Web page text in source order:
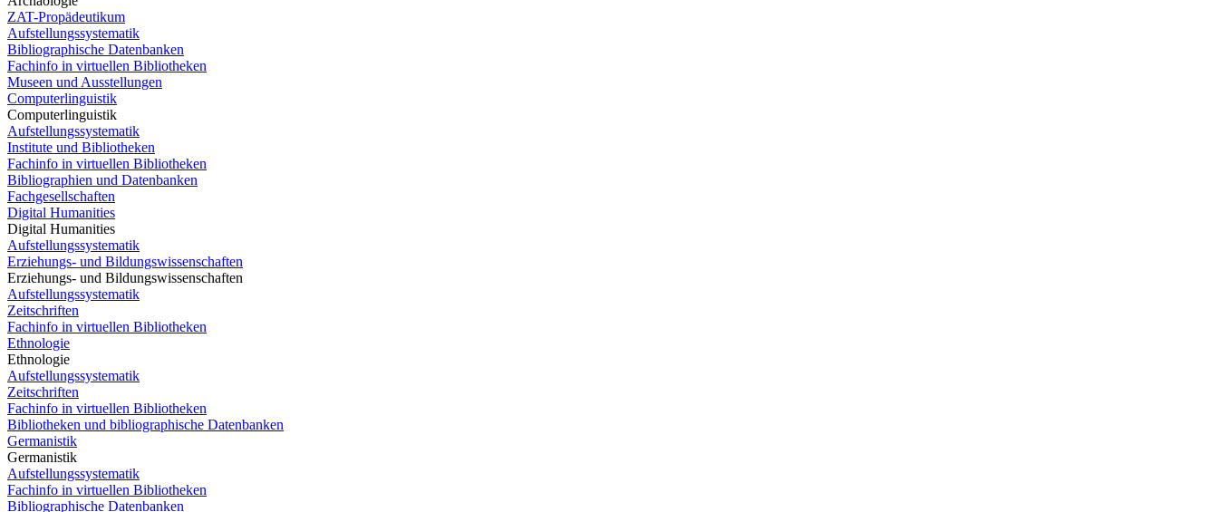
ZAT-Propädeutikum
Aufstellungssystematik
Bibliographische Datenbanken
Fachinfo in virtuellen Bibliotheken
Museen und Ausstellungen
Computerlinguistik
Computerlinguistik
Aufstellungssystematik
Institute und Bibliotheken
Fachinfo in virtuellen Bibliotheken
Bibliographien und Datenbanken
Fachgesellschaften
Digital Humanities
Digital Humanities
Aufstellungssystematik
Erziehungs- und Bildungswissenschaften
Erziehungs- und Bildungswissenschaften
Aufstellungssystematik
Zeitschriften
Fachinfo in virtuellen Bibliotheken
Ethnologie
Ethnologie
Aufstellungssystematik
Zeitschriften
Fachinfo in virtuellen Bibliotheken
Bibliotheken und bibliographische Datenbanken
Germanistik
Germanistik
Aufstellungssystematik
Fachinfo in virtuellen Bibliotheken
Bibliographische Datenbanken